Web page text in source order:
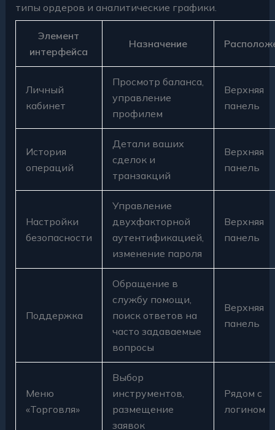
типы ордеров и аналитические графики.
Элемент
интерфейса
Назначение
Личный
кабинет
Просмотр баланса,
управление
профилем
Верхняя
панель
История
операций
Детали ваших
сделок и
транзакций
Верхняя
панель
Настройки
безопасности
Управление
двухфакторной
аутентификацией,
изменение пароля
Верхняя
панель
Поддержка
Обращение в
службу помощи,
поиск ответов на
часто задаваемые
вопросы
Верхняя
панель
Меню
«Торговля»
Выбор
инструментов,
размещение
заявок
Рядом с
логином